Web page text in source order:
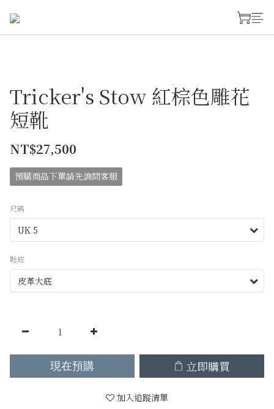
Tricker's Stow 紅棕色雕花
短靴
NT$27,500
預購商品下單請先詢問客服
尺碼
鞋底
現在預購 立即購買
加入追蹤清單